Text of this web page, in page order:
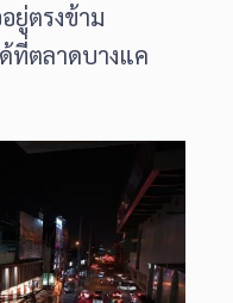
ยู่ตรงข้าม
ที่ตลาดบางแค